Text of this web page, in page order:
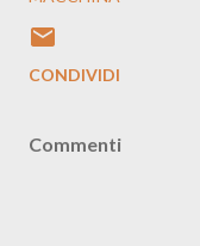
CONDIVIDI
Commenti